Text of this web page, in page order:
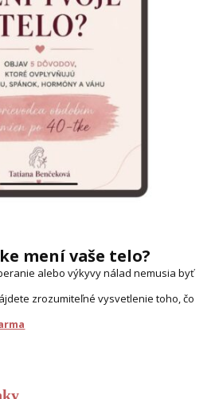
mení vaše telo?
alebo výkyvy nálad nemusia byť
zrozumiteľné vysvetlenie toho, čo